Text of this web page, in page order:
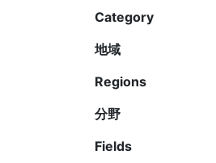
Category
地域
Regions
分野
Fields